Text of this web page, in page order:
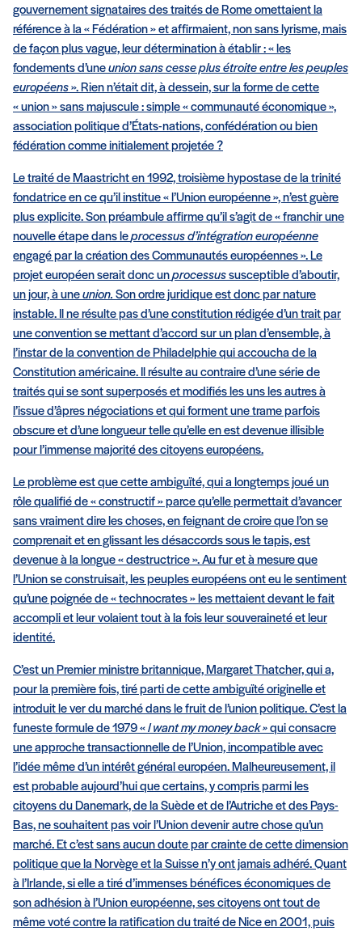
gouvernement signataires des traités de Rome omettaient la
référence à la « Fédération » et affirmaient, non sans lyrisme, mais
de façon plus vague, leur détermination à établir : « les
fondements d’uneunion sans cesse plus étroite entre les peuples
européens». Rien n’était dit, à dessein, sur la forme de cette
« union » sans majuscule : simple « communauté économique »,
association politique d’États-nations, confédération ou bien
fédération comme initialement projetée ?
Le traité de Maastricht en 1992, troisième hypostase de la trinité
fondatrice en ce qu’il institue « l’Union européenne », n’est guère
plus explicite. Son préambule affirme qu’il s’agit de « franchir une
nouvelle étape dans leprocessus d’intégration européenne
engagé par la création des Communautés européennes ». Le
projet européen serait donc unprocessussusceptible d’aboutir,
un jour, à uneunion. Son ordre juridique est donc par nature
instable. Il ne résulte pas d’une constitution rédigée d’un trait par
une convention se mettant d’accord sur un plan d’ensemble, à
l’instar de la convention de Philadelphie qui accoucha de la
Constitution américaine. Il résulte au contraire d’une série de
traités qui se sont superposés et modifiés les uns les autres à
l’issue d’âpres négociations et qui forment une trame parfois
obscure et d’une longueur telle qu’elle en est devenue illisible
pour l’immense majorité des citoyens européens.
Le problème est que cette ambiguïté, qui a longtemps joué un
rôle qualifié de « constructif » parce qu’elle permettait d’avancer
sans vraiment dire les choses, en feignant de croire que l’on se
comprenait et en glissant les désaccords sous le tapis, est
devenue à la longue « destructrice ». Au fur et à mesure que
l’Union se construisait, les peuples européens ont eu le sentiment
qu’une poignée de « technocrates » les mettaient devant le fait
accompli et leur volaient tout à la fois leur souveraineté et leur
identité.
C’est un Premier ministre britannique, Margaret Thatcher, qui a,
pour la première fois, tiré parti de cette ambiguïté originelle et
introduit le ver du marché dans le fruit de l’union politique. C’est la
funeste formule de 1979 «I want my money back »qui consacre
une approche transactionnelle de l’Union, incompatible avec
l’idée même d’un intérêt général européen. Malheureusement, il
est probable aujourd’hui que certains, y compris parmi les
citoyens du Danemark, de la Suède et de l’Autriche et des Pays-
Bas, ne souhaitent pas voir l’Union devenir autre chose qu’un
marché. Et c’est sans aucun doute par crainte de cette dimension
politique que la Norvège et la Suisse n’y ont jamais adhéré. Quant
à l’Irlande, si elle a tiré d’immenses bénéfices économiques de
son adhésion à l’Union européenne, ses citoyens ont tout de
même voté contre la ratification du traité de Nice en 2001, puis